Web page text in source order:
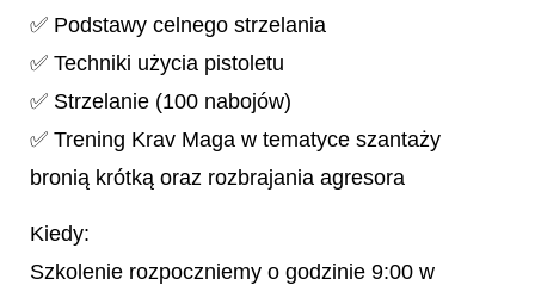
✅ Podstawy celnego strzelania
✅ Techniki użycia pistoletu
✅ Strzelanie (100 nabojów)
✅ Trening Krav Maga w tematyce szantaży
bronią krótką oraz rozbrajania agresora
Kiedy:
Szkolenie rozpoczniemy o godzinie 9:00 w